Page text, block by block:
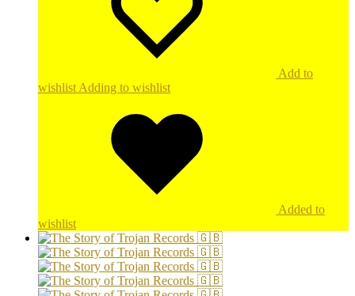
Add to
wishlistAdding to wishlist
Added to
wishlist